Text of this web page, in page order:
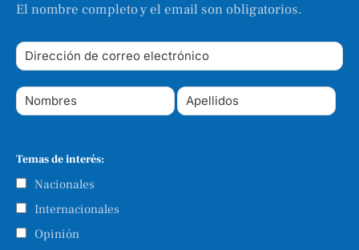
El nombre completo y el email son obligatorios.
Temas de interés:
Nacionales
Internacionales
Opinión